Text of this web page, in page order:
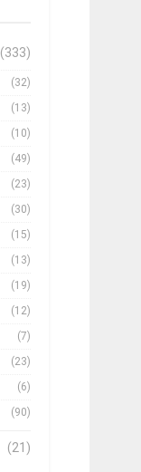
(333)
(32)
(13)
(10)
(49)
(23)
(30)
(15)
(13)
(19)
(12)
(7)
(23)
(6)
(90)
(21)